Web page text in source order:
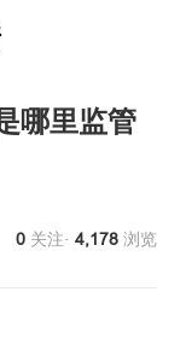
哪里监管
0 关注·4,178 浏览